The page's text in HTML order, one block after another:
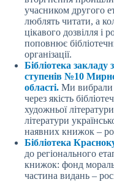
учасником другого
люблять читати, а
цікавого дозвілля і
поповнює
організації.
Бібліотека закладу
ступенів №10
області. Ми вибрали
через якість
художньої
літератури
наявних книжок –
Бібліотека
до регіонального
книжок: фонд
частина видань –